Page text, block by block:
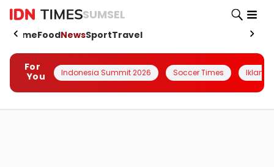
SUMSEL
HomeFoodNewsSportTravel
For
You
Indonesia Summit 2026 Soccer Times Iklanin